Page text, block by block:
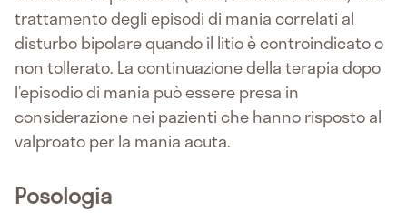
trattamento degli episodi di mania correlati al
disturbo bipolare quando il litio è controindicato o
non tollerato. La continuazione della terapia dopo
l’episodio di mania può essere presa in
considerazione nei pazienti che hanno risposto al
valproato per la mania acuta.
Posologia